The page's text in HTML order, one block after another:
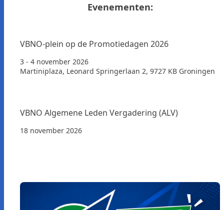
Evenementen:
VBNO-plein op de Promotiedagen 2026
3 - 4 november 2026
Martiniplaza, Leonard Springerlaan 2, 9727 KB Groningen
VBNO Algemene Leden Vergadering (ALV)
18 november 2026